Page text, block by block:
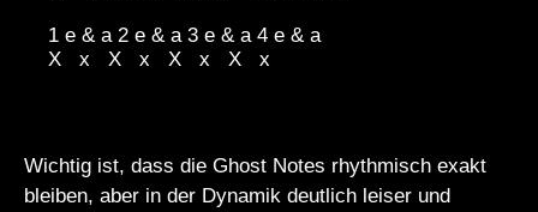
1 e & a 2 e & a 3 e & a 4 e & a
X   x   X   x   X   x   X   x
Wichtig ist, dass die Ghost Notes rhythmisch exakt
bleiben, aber in der Dynamik deutlich leiser und